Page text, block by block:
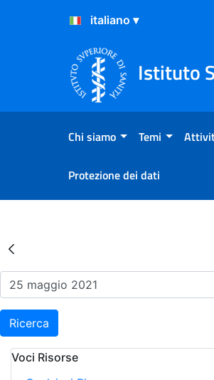
Salta al Contenuto
Salta al Footer
Istituto
Chi siamo Temi
Protezione dei dati
Risultati della
Ricerca
Voci Risorse